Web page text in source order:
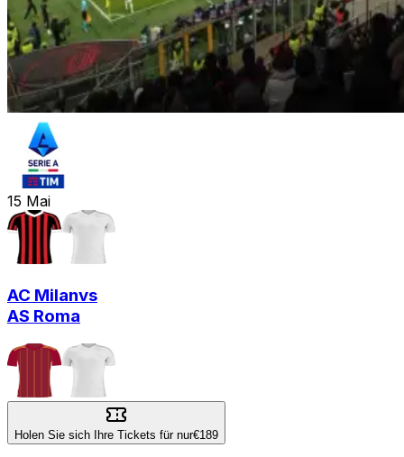
15 Mai
AC Milanvs
AS Roma
Holen Sie sich Ihre Tickets für nur€189